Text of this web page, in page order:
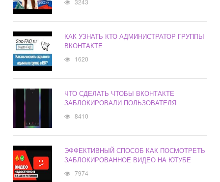
3243
КАК УЗНАТЬ КТО АДМИНИСТРАТОР ГРУППЫ
ВКОНТАКТЕ
1620
ЧТО СДЕЛАТЬ ЧТОБЫ ВКОНТАКТЕ
ЗАБЛОКИРОВАЛИ ПОЛЬЗОВАТЕЛЯ
8410
ЭФФЕКТИВНЫЙ СПОСОБ КАК ПОСМОТРЕТЬ
ЗАБЛОКИРОВАННОЕ ВИДЕО НА ЮТУБЕ
7974